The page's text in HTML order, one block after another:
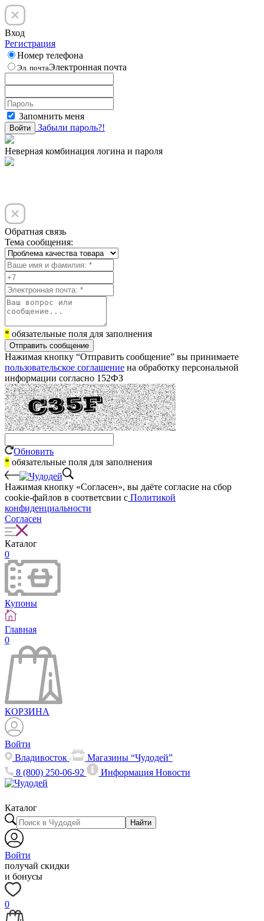
Вход
Регистрация
Номер телефона
Эл. почтаЭлектронная почта
Запомнить меня
Войти Забыли пароль?!
Неверная комбинация логина и пароля
Обратная связь
Тема сообщения:
* обязательные поля для заполнения
Отправить сообщение
Нажимая кнопку “Отправить сообщение” вы принимаете
пользовательское соглашение на обработку персональной
информации согласно 152ФЗ
Обновить
* обязательные поля для заполнения
Нажимая кнопку «Согласен», вы даёте cогласие на сбор
cookie-файлов в соответсвии с Политикой
конфиденциальности
Согласен
Каталог
0
Купоны
Главная
0
КОРЗИНА
Войти
Владивосток
Магазины “Чудодей”
8 (800) 250-06-92
ИнформацияНовости
Каталог
Найти
Войти
получай скидки
и бонусы
0